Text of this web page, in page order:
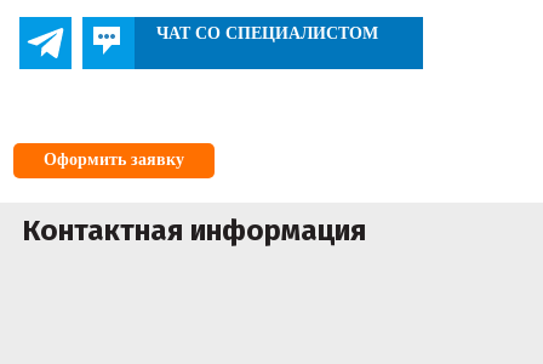
ЧАТ СО СПЕЦИАЛИСТОМ
Оформить заявку
Контактная информация